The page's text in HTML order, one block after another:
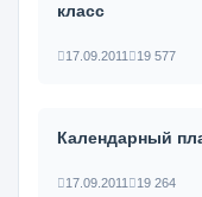
класс
17.09.2011 19 577
Календарный
17.09.2011 19 264